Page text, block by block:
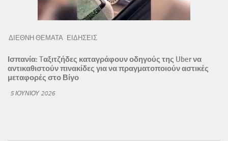
ΔΙΕΘΝΗ ΘΕΜΑΤΑ ΕΙΔΗΣΕΙΣ
Ισπανία: Tαξιτζήδες καταγράφουν οδηγούς της Uber να
αντικαθιστούν πινακίδες για να πραγματοποιούν αστικές
μεταφορές στο Βίγο
5 ΙΟΥΝΊΟΥ 2026